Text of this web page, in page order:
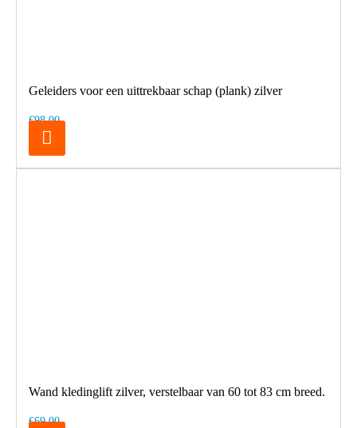
Geleiders voor een uittrekbaar schap (plank) zilver
€98,00
Wand kledinglift zilver, verstelbaar van 60 tot 83 cm breed.
€69,00